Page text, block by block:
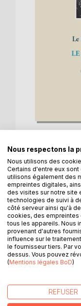
Cet
limiter le
est
En
Nous respectons la
Nous utilisons des
Certains d'entre eux
utilisons également des
empreintes digitales,
des visites sur notre site
technologies de suivi à
côté serveur ainsi qu'à
cookies, des empreintes
tous les appareils. Nous
provenant d'autres
influence sur le
le fournisseur tiers. Par
dessus. Vous pouvez
(Mentions légales BoD)
REFUSER